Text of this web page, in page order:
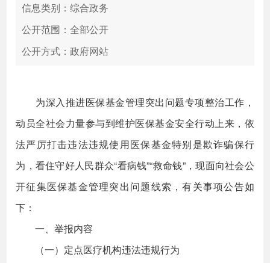
信息类别：综合政务
公开范围：全部公开
公开方式：政府网站
为深入推进医保基金管理突出问题专项整治工作，
动员全社会力量参与到维护医保基金安全行动上来，依
法严厉打击违法违规使用医保基金特别是欺诈骗保行
为，看住守好人民群众“看病钱”“救命钱”，现面向社会公
开征集医保基金管理突出问题线索，有关事项公告如
下：
一、举报内容
（一）定点医疗机构违法违规行为